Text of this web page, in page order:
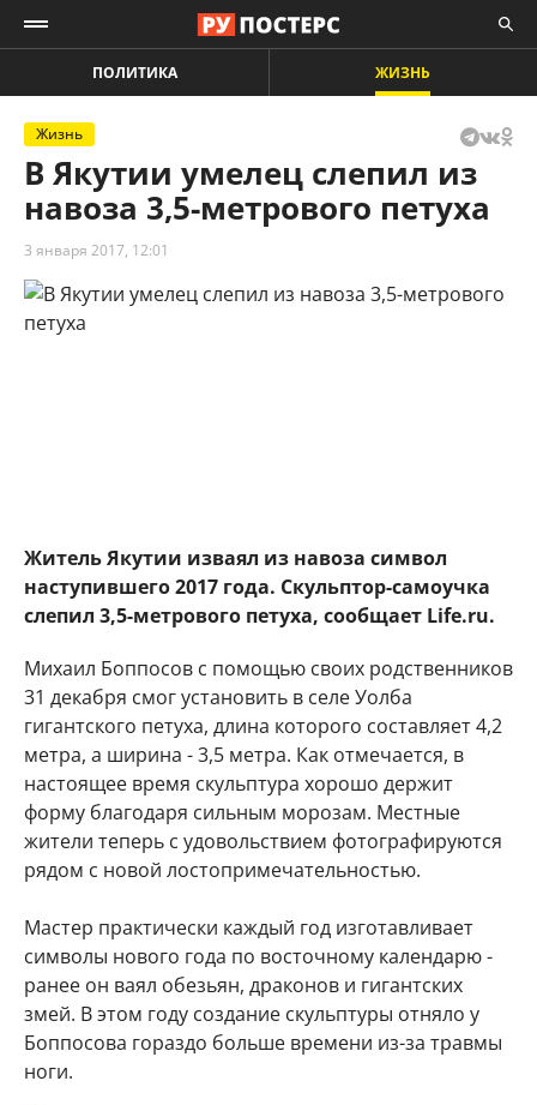
ПОЛИТИКА ЖИЗНЬ
Жизнь
В Якутии умелец слепил из
навоза 3,5-метрового петуха
3 января 2017, 12:01
Житель Якутии изваял из навоза символ
наступившего 2017 года. Скульптор-самоучка
слепил 3,5-метрового петуха, сообщает Life.ru.
Михаил Боппосов с помощью своих родственников
31 декабря смог установить в селе Уолба
гигантского петуха, длина которого составляет 4,2
метра, а ширина - 3,5 метра. Как отмечается, в
настоящее время скульптура хорошо держит
форму благодаря сильным морозам. Местные
жители теперь с удовольствием фотографируются
рядом с новой лостопримечательностью.
Мастер практически каждый год изготавливает
символы нового года по восточному календарю -
ранее он ваял обезьян, драконов и гигантских
змей. В этом году создание скульптуры отняло у
Боппосова гораздо больше времени из-за травмы
ноги.